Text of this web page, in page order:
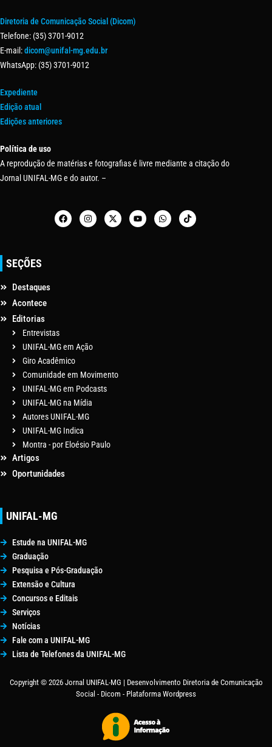
Diretoria de Comunicação Social (Dicom)
Telefone: (35) 3701-9012
E-mail:dicom@unifal-mg.edu.br
WhatsApp: (35) 3701-9012
Expediente
Edição atual
Edições anteriores
Política de uso
A reprodução de matérias e fotografias é livre mediante a citação do
Jornal UNIFAL-MG e do autor. –
SEÇÕES
Destaques
Acontece
Editorias
Entrevistas
UNIFAL-MG em Ação
Giro Acadêmico
Comunidade em Movimento
UNIFAL-MG em Podcasts
UNIFAL-MG na Mídia
Autores UNIFAL-MG
UNIFAL-MG Indica
Montra - por Eloésio Paulo
Artigos
Oportunidades
UNIFAL-MG
Estude na UNIFAL-MG
Graduação
Pesquisa e Pós-Graduação
Extensão e Cultura
Concursos e Editais
Serviços
Notícias
Fale com a UNIFAL-MG
Lista de Telefones da UNIFAL-MG
Copyright © 2026 Jornal UNIFAL-MG | Desenvolvimento Diretoria de Comunicação
Social - Dicom - Plataforma Wordpress